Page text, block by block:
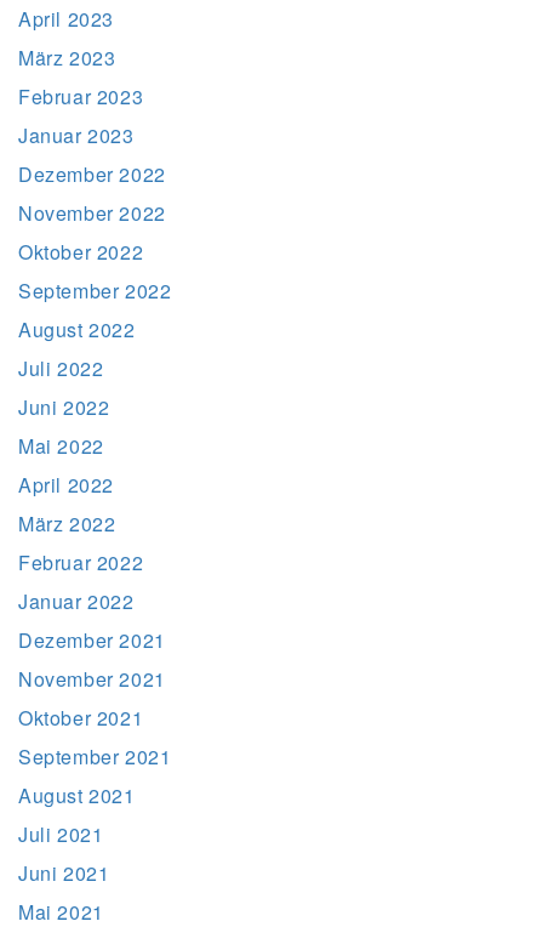
April 2023
März 2023
Februar 2023
Januar 2023
Dezember 2022
November 2022
Oktober 2022
September 2022
August 2022
Juli 2022
Juni 2022
Mai 2022
April 2022
März 2022
Februar 2022
Januar 2022
Dezember 2021
November 2021
Oktober 2021
September 2021
August 2021
Juli 2021
Juni 2021
Mai 2021